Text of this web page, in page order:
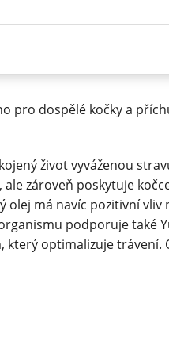
pro dospělé kočky a
život vyváženou
zároveň poskytuje
olej má navíc pozitivní
podporuje také
který optimalizuje trávení.